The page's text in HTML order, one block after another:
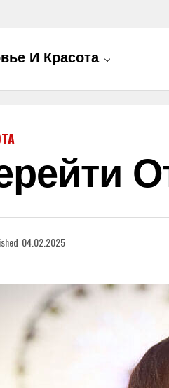
И Красота
04.02.2025